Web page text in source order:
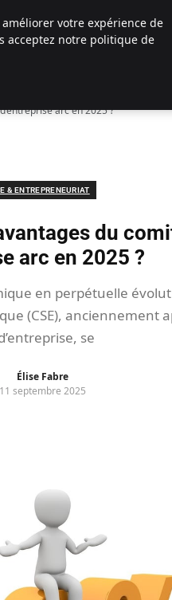
arc en 2025 ?
& ENTREPRENEURIAT
du
arc en 2025 ?
en perpétuelle
(CSE), anciennement
se
Élise Fabre
septembre 2025
votre expérience de
acceptez notre politique de